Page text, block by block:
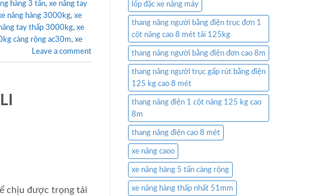
hàng 3 tấn, xe nâng tay
nâng hàng 3000kg, xe
tay thấp 3000kg, xe
càng rộng ac30m, xe
Leave a comment
chịu được trọng tải
lốp đặc xe nâng máy
thang nâng người bằng điện trục đơn 1
cột nâng cao 8 mét tải 125kg
thang nâng người bằng điện đơn cao 8m
thang nâng người trục gấp rút bằng điện
125 kg cao 8 mét
thang nâng điện 1 cột nâng 125 kg cao
8m
thang nâng điện cao 8 mét
xe nâng caoo
xe nâng hàng 5 tấn càng rộng
xe nâng hàng thấp nhất 51mm